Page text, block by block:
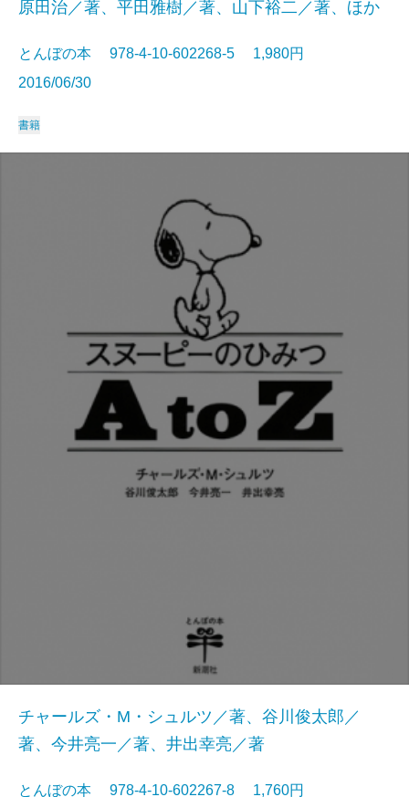
原田治／著、平田雅樹／著、山下裕二／著、ほか
とんぼの本 978-4-10-602268-5 1,980円
2016/06/30
書籍
チャールズ・M・シュルツ／著、谷川俊太郎／
著、今井亮一／著、井出幸亮／著
とんぼの本 978-4-10-602267-8 1,760円